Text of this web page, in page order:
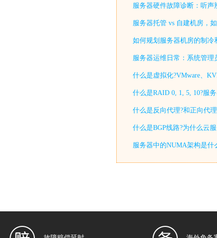
服务器硬件故障诊断：听声
服务器托管 vs 自建机房，
如何规划服务器机房的制冷
服务器运维日常：系统管理
什么是虚拟化?VMware、
什么是RAID 0, 1, 5, 10?服
什么是反向代理?和正向代
什么是BGP线路?为什么云
服务器中的NUMA架构是什